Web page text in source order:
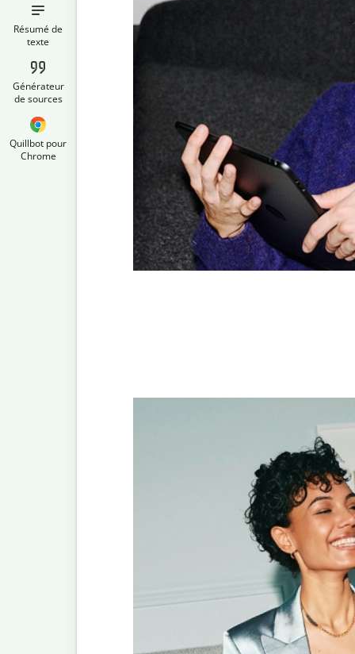
Résumé de
texte
Générateur
de sources
Quillbot pour
Chrome